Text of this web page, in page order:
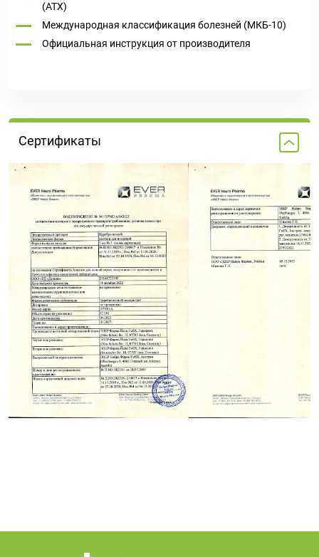
(ATX)
Международная классификация болезней (МКБ-10)
Официальная инструкция от производителя
Сертификаты